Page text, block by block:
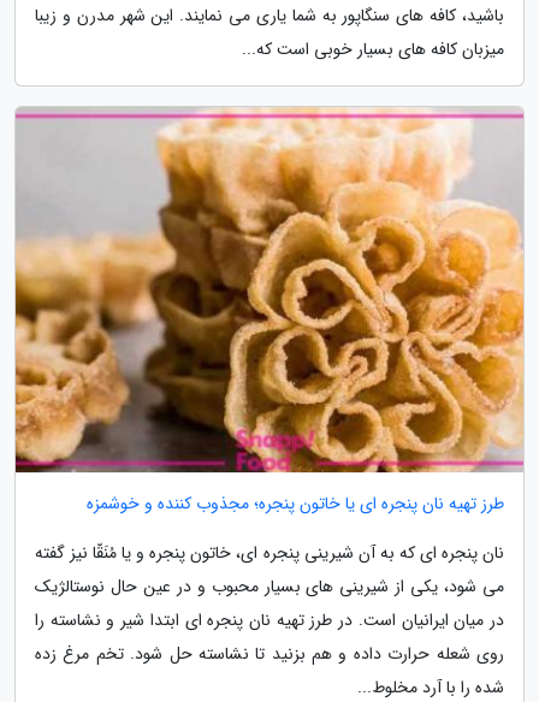
باشید، کافه های سنگاپور به شما یاری می نمایند. این شهر مدرن و زیبا
میزبان کافه های بسیار خوبی است که...
طرز تهیه نان پنجره ای یا خاتون پنجره؛ مجذوب کننده و خوشمزه
نان پنجره ای که به آن شیرینی پنجره ای، خاتون پنجره و یا مُنَقّا نیز گفته
می شود، یکی از شیرینی های بسیار محبوب و در عین حال نوستالژیک
در میان ایرانیان است. در طرز تهیه نان پنجره ای ابتدا شیر و نشاسته را
روی شعله حرارت داده و هم بزنید تا نشاسته حل شود. تخم مرغ زده
شده را با آرد مخلوط...